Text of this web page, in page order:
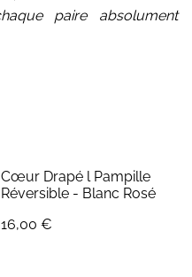
paire absolument
Cœur Drapé l Pampille
Réversible - Blanc Rosé
16,00 €